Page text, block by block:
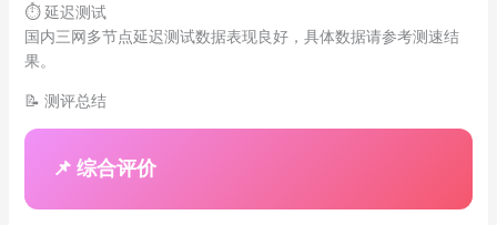
⏱️ 延迟测试
国内三网多节点延迟测试数据表现良好，具体数据请参考测速结
果。
📝 测评总结
📌 综合评价